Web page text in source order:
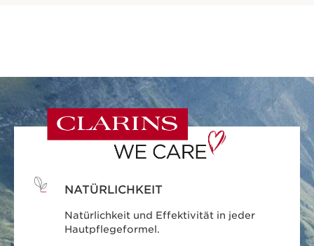
NATÜRLICHKEIT
Natürlichkeit und Effektivität in jeder
Hautpflegeformel.